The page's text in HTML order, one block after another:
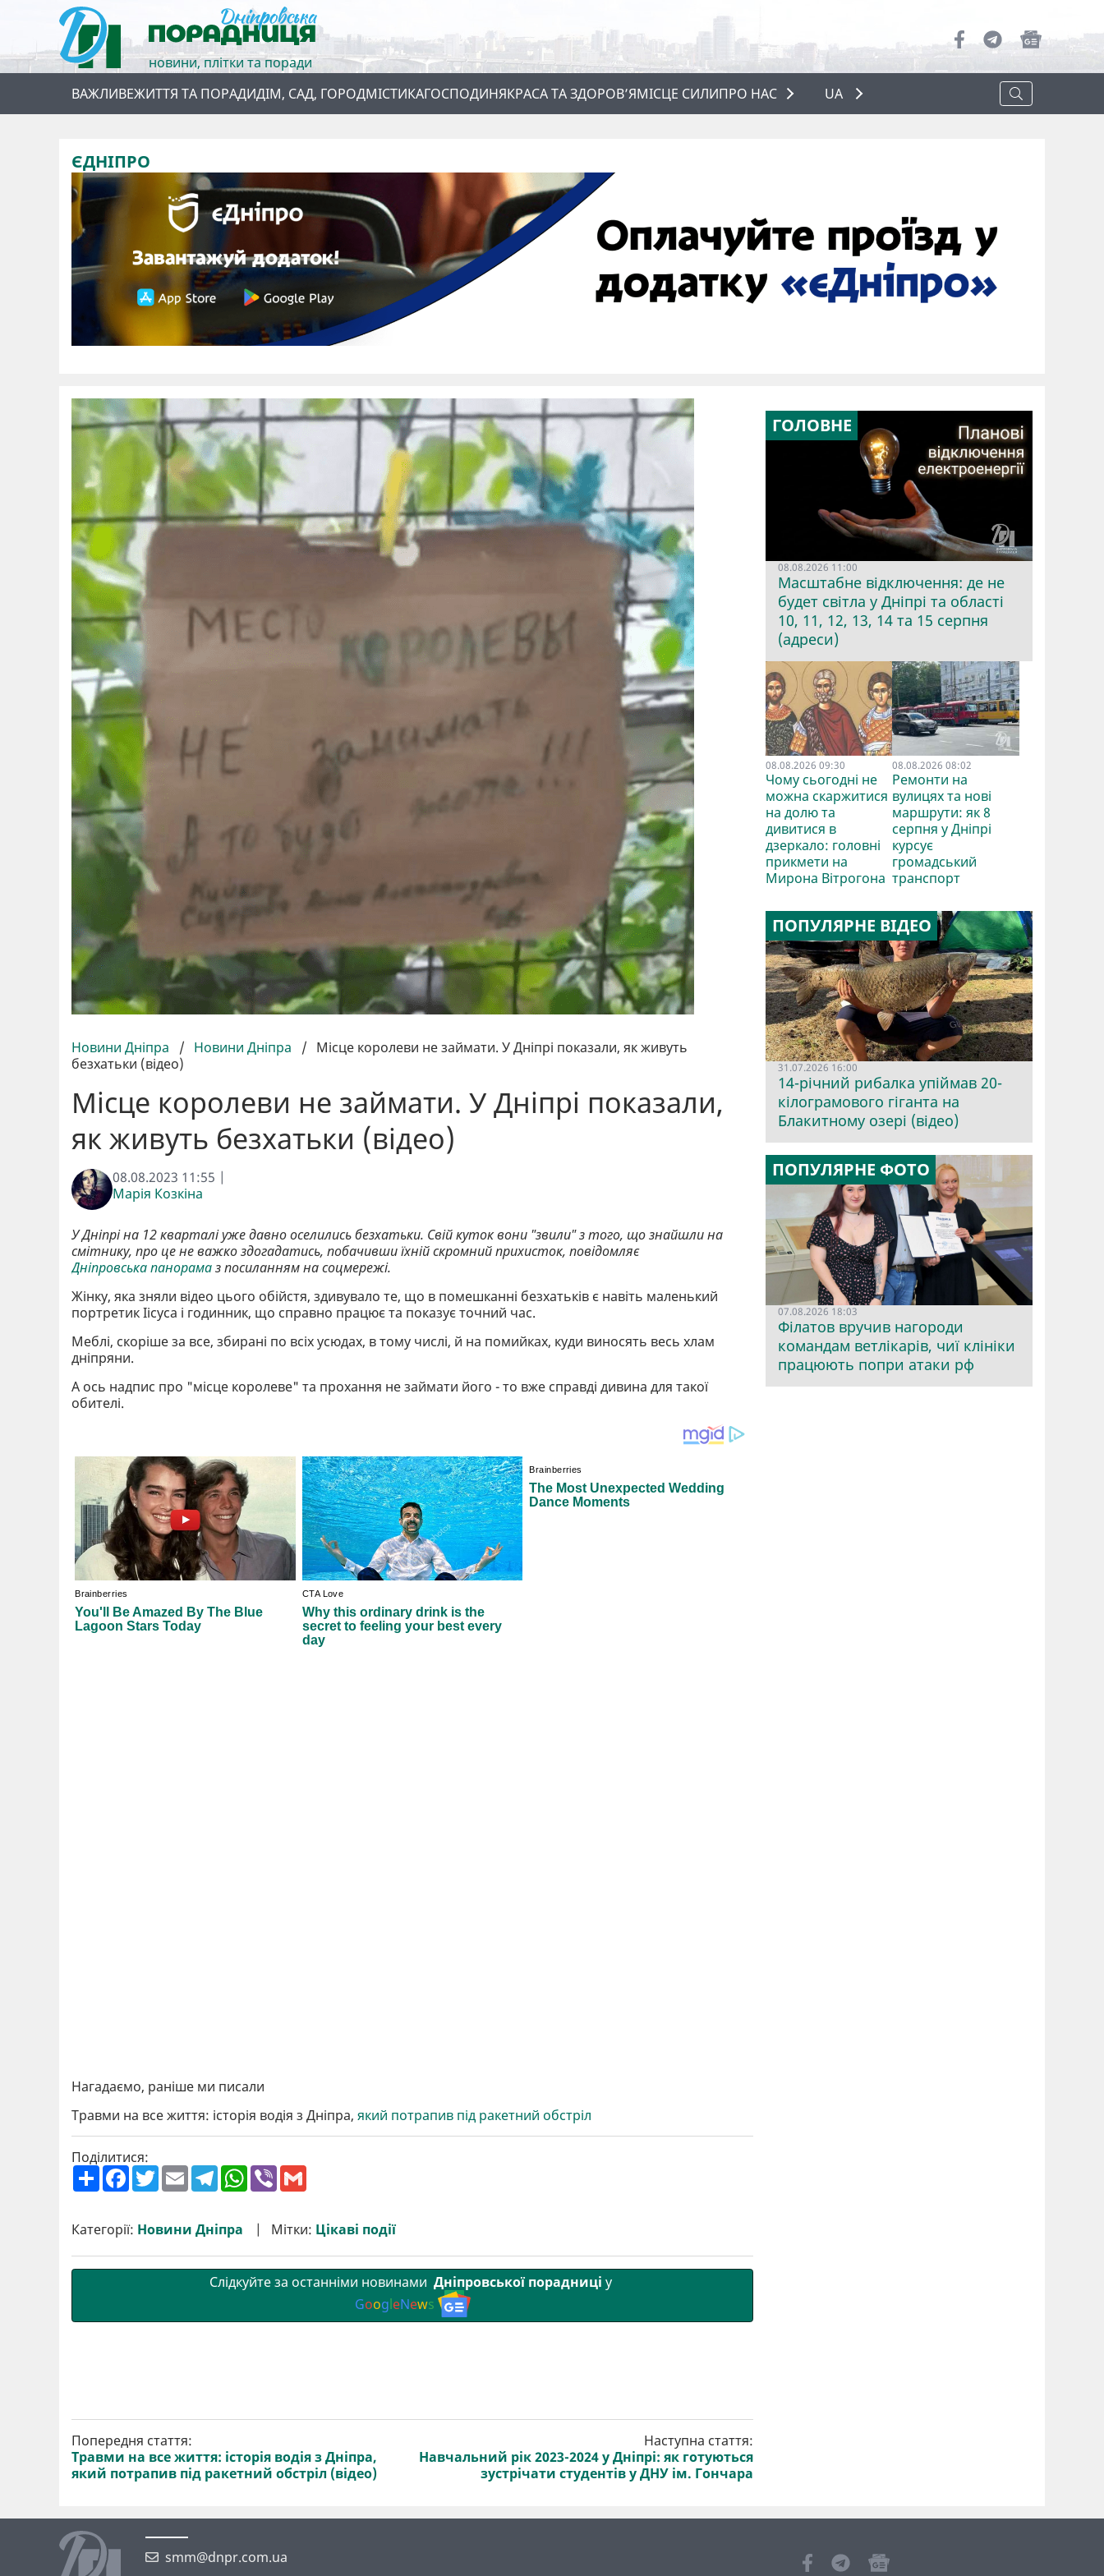
новини, плітки та поради
ВАЖЛИВЕЖИТТЯ ТА ПОРАДИДІМ, САД, ГОРОДМІСТИКАГОСПОДИНЯКРАСА ТА ЗДОРОВ’ЯМІСЦЕ СИЛИПРО НАС
ПРО НАС
UA
ЄДНІПРО
Новини Дніпра / Новини Дніпра / Місце королеви не займати. У Дніпрі показали, як живуть
безхатьки (відео)
Місце королеви не займати. У Дніпрі показали,
як живуть безхатьки (відео)
08.08.2023 11:55 |
Марія Козкіна
У Дніпрі на 12 кварталі уже давно оселились безхатьки. Свій куток вони "звили" з того, що знайшли на
смітнику, про це не важко здогадатись, побачивши їхній скромний прихисток, повідомляє
Дніпровська панорамаз посиланням на соцмережі.
Жінку, яка зняли відео цього обійстя, здивувало те, що в помешканні безхатьків є навіть маленький
портретик Іісуса і годинник, що справно працює та показує точний час.
Меблі, скоріше за все, збирані по всіх усюдах, в тому числі, й на помийках, куди виносять весь хлам
дніпряни.
А ось надпис про "місце королеве" та прохання не займати його - то вже справді дивина для такої
обителі.
Нагадаємо, раніше ми писали
Травми на все життя: історія водія з Дніпра, який потрапив під ракетний обстріл
Поділитися:
П
о
р
и
F
a
b
o
T
w
t
e
E
m
l
T
e
g
r
W
h
V
r l
Категорії: Новини Дніпра Мітки: Цікаві події
Слідкуйте за останніми новинами Дніпровської порадниці у
GoogleNews
Попередня стаття:
Травми на все життя: історія водія з Дніпра,
який потрапив під ракетний обстріл (відео)
Наступна стаття:
Навчальний рік 2023-2024 у Дніпрі: як готуються
зустрічати студентів у ДНУ ім. Гончара
ГОЛОВНЕ
08.08.2026 11:00
Масштабне відключення: де не
будет світла у Дніпрі та області
10, 11, 12, 13, 14 та 15 серпня
(адреси)
08.08.2026 09:30
Чому сьогодні не
можна скаржитися
на долю та
дивитися в
дзеркало: головні
прикмети на
Мирона Вітрогона
08.08.2026 08:02
Ремонти на
вулицях та нові
маршрути: як 8
серпня у Дніпрі
курсує
громадський
транспорт
ПОПУЛЯРНЕ ВІДЕО
31.07.2026 16:00
14-річний рибалка упіймав 20-
кілограмового гіганта на
Блакитному озері (відео)
ПОПУЛЯРНЕ ФОТО
07.08.2026 18:03
Філатов вручив нагороди
командам ветлікарів, чиї клініки
працюють попри атаки рф
smm@dnpr.com.ua